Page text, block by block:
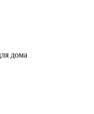
дома